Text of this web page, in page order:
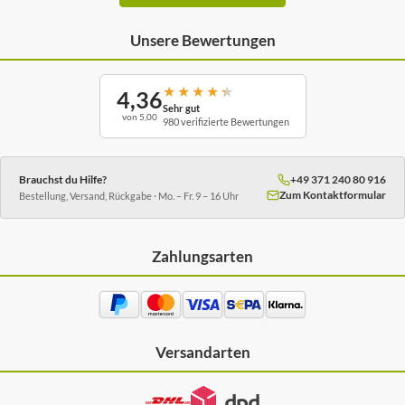
Unsere Bewertungen
4,36
von 5,00
★ ★ ★ ★ ★
Sehr gut
980 verifizierte Bewertungen
Brauchst du Hilfe?
Bestellung, Versand, Rückgabe · Mo. – Fr. 9 – 16 Uhr
+49 371 240 80 916
Zum Kontaktformular
Zahlungsarten
Versandarten